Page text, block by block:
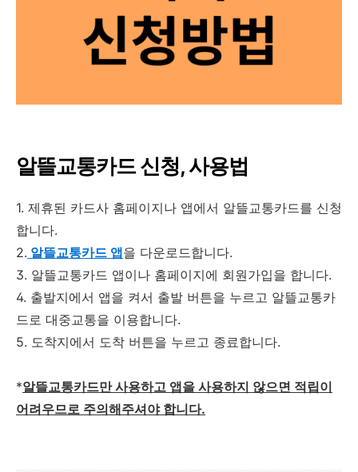
알뜰교통카드 신청, 사용법
1. 제휴된 카드사 홈페이지나 앱에서 알뜰교통카드를 신청
합니다.
2. 알뜰교통카드 앱을 다운로드합니다.
3. 알뜰교통카드 앱이나 홈페이지에 회원가입을 합니다.
4. 출발지에서 앱을 켜서 출발 버튼을 누르고 알뜰교통카
드로 대중교통을 이용합니다.
5. 도착지에서 도착 버튼을 누르고 종료합니다.
*알뜰교통카드만 사용하고 앱을 사용하지 않으면 적립이
어려우므로 주의해주셔야 합니다.